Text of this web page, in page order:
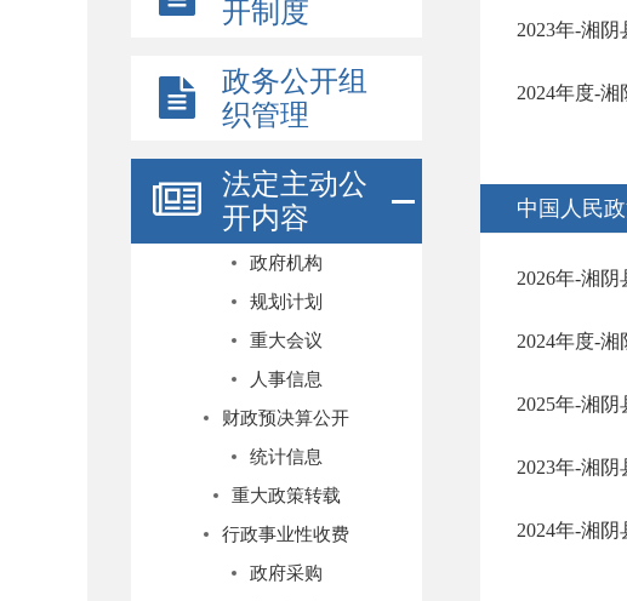
开制度
政务公开组
织管理
法定主动公
开内容
政府机构
规划计划
重大会议
人事信息
财政预决算公开
统计信息
重大政策转载
行政事业性收费
政府采购
2023年-湘
2024年度-
中国人民
2026年-湘
2024年度-
2025年-湘
2023年-湘
2024年-湘